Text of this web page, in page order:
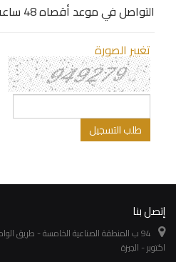
التواصل في موعد أقصاه 48 ساعة
تغيير الصورة
إتصل بنا
اكتوبر - الجيزة